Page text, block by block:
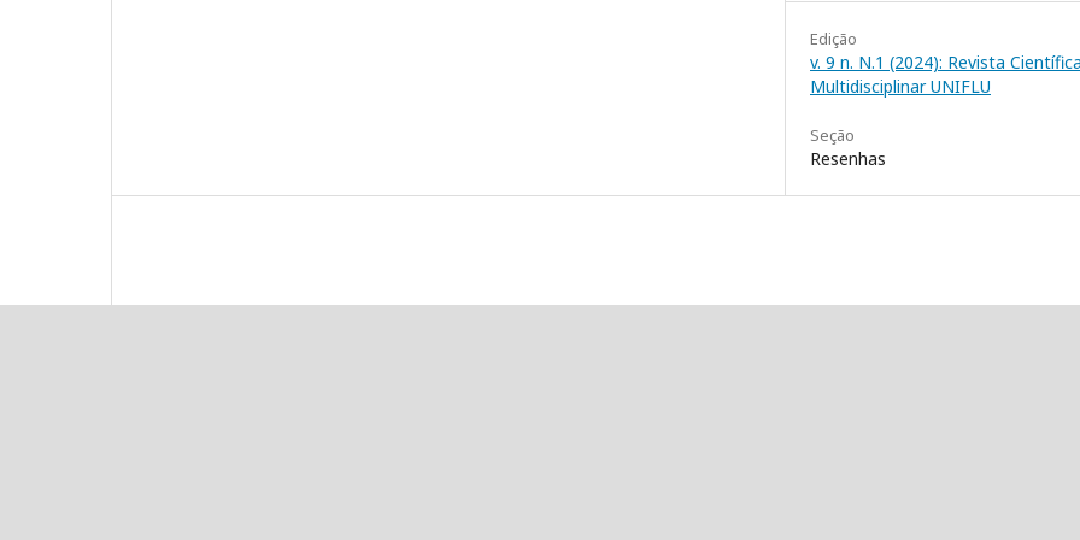
Edição
v. 9 n. N.1 (2024): Revista
Multidisciplinar UNIFLU
Seção
Resenhas